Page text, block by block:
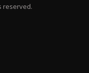
reserved.